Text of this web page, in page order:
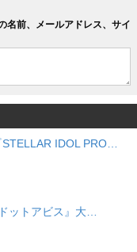
名前、メールアドレス、サイ
IDOL PRO…
ットアビス』大…